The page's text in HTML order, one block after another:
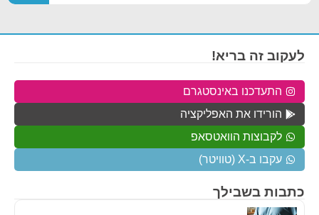
כתבות בשבילך
לעקוב זה בריא!
התעדכנו באינסטגרם
הורידו את האפליקציה
לקבוצות הוואטסאפ
עקבו ב-X (טוויטר)